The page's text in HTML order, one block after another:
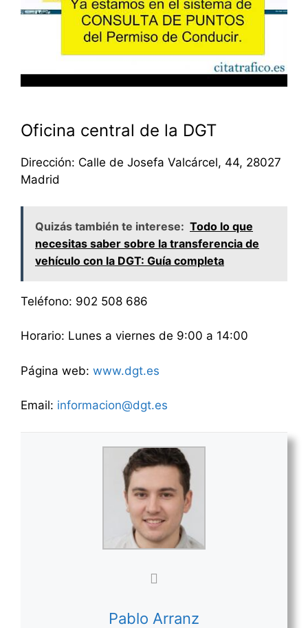
Oficina central de la DGT
Dirección: Calle de Josefa Valcárcel, 44, 28027
Madrid
Quizás también te interese: Todo lo que
necesitas saber sobre la transferencia de
vehículo con la DGT: Guía completa
Teléfono: 902 508 686
Horario: Lunes a viernes de 9:00 a 14:00
Página web: www.dgt.es
Email: informacion@dgt.es
Pablo Arranz